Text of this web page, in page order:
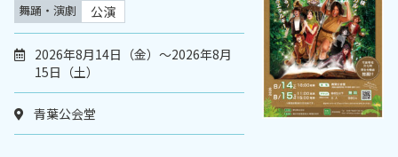
舞踊・演劇 公演
2026年8月14日（金）～2026年8月
15日（土）
青葉公会堂